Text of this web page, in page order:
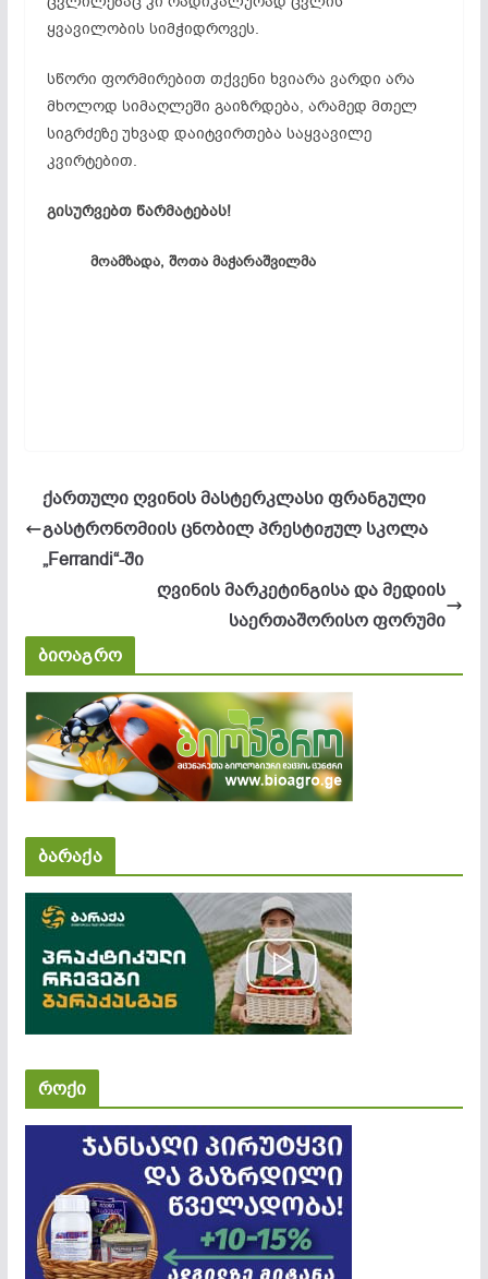
ყვავილობის სიმჭიდროვეს.
სწორი ფორმირებით თქვენი ხვიარა ვარდი არა
მხოლოდ სიმაღლეში გაიზრდება, არამედ მთელ
სიგრძეზე უხვად დაიტვირთება საყვავილე
კვირტებით.
გისურვებთ წარმატებას!
მოამზადა, შოთა მაჭარაშვილმა
ქართული ღვინoს მასტერკლასი ფრანგული
გასტრონომიის ცნობილ პრესტიჟულ სკოლა
„Ferrandi“-ში
ღვინის მარკეტინგისა და მედიის
საერთაშორისო ფორუმი
ბიოაგრო
ბარაქა
როქი